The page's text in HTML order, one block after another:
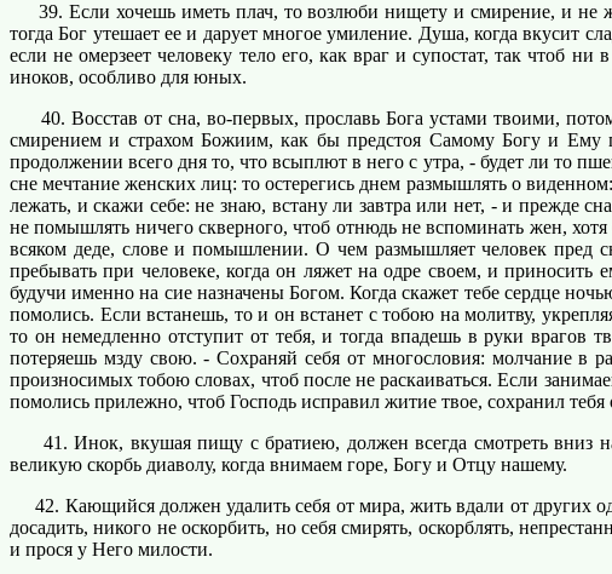
39. Если хочешь иметь плач, то возлюби нищету и смирение, и не
тогда Бог утешает ее и дарует многое умиление. Душа, когда вкусит
если не омерзеет человеку тело его, как враг и супостат, так чтоб
иноков, особливо для юных.
40. Восстав от сна, во-первых, прославь Бога устами твоими,
смирением и страхом Божиим, как бы предстоя Самому Богу и Ему
продолжении всего дня то, что всыплют в него с утра, - будет ли то
сне мечтание женских лиц: то остерегись днем размышлять о
лежать, и скажи себе: не знаю, встану ли завтра или нет, - и прежде
не помышлять ничего скверного, чтоб отнюдь не вспоминать жен,
всяком деде, слове и помышлении. О чем размышляет человек
пребывать при человеке, когда он ляжет на одре своем, и
будучи именно на сие назначены Богом. Когда скажет тебе сердце
помолись. Если встанешь, то и он встанет с тобою на молитву,
то он немедленно отступит от тебя, и тогда впадешь в руки
потеряешь мзду свою. - Сохраняй себя от многословия: молчание в
произносимых тобою словах, чтоб после не раскаиваться. Если
помолись прилежно, чтоб Господь исправил житие твое, сохранил
41. Инок, вкушая пищу с братиею, должен всегда смотреть вниз
великую скорбь диаволу, когда внимаем горе, Богу и Отцу нашему.
42. Кающийся должен удалить себя от мира, жить вдали от других
досадить, никого не оскорбить, но себя смирять, оскорблять,
и прося у Него милости.